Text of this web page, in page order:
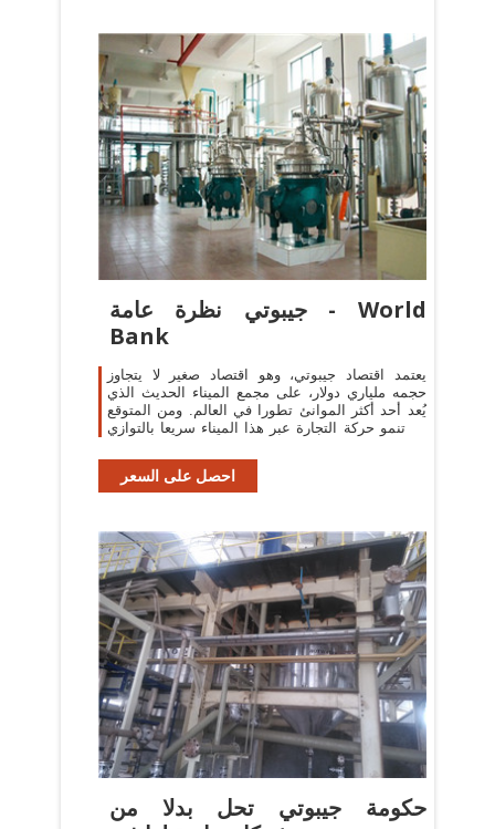
جيبوتي نظرة عامة - World
Bank
يعتمد اقتصاد جيبوتي، وهو اقتصاد صغير لا يتجاوز
حجمه ملياري دولار، على مجمع الميناء الحديث الذي
يُعد أحد أكثر الموانئ تطورا في العالم. ومن المتوقع
أن تنمو حركة التجارة عبر هذا الميناء سريعا بالتوازي
احصل على السعر
حكومة جيبوتي تحل بدلا من